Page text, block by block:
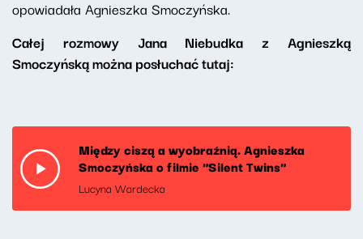
opowiadała Agnieszka Smoczyńska.
Całej rozmowy Jana Niebudka z Agnieszką
Smoczyńską można posłuchać tutaj:
Między ciszą a wyobraźnią. Agnieszka
Smoczyńska o filmie "Silent Twins"
Lucyna Wardecka